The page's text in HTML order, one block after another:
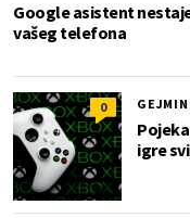
Google asistent
vašeg telefona
0
igre